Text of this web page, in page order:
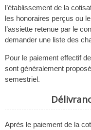
l’établissement de la
les honoraires perçus ou
l’assiette retenue par le
demander une liste des
Pour le paiement effectif
sont généralement
semestriel.
Après le paiement de la